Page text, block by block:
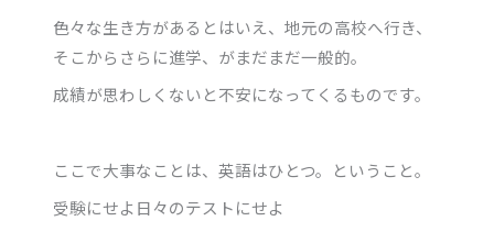
色々な生き方があるとはいえ、地元の高校へ行き、
そこからさらに進学、がまだまだ一般的。
成績が思わしくないと不安になってくるものです。
ここで大事なことは、英語はひとつ。ということ。
受験にせよ日々のテストにせよ